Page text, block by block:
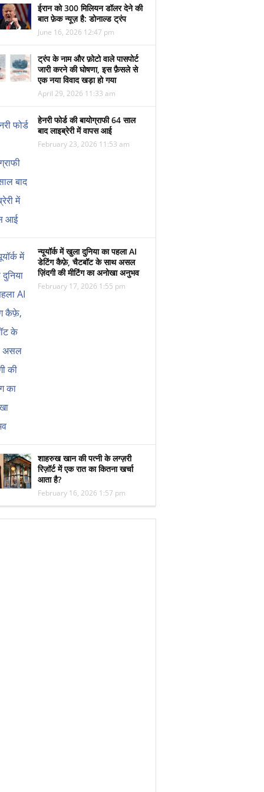
ईरान को 300 मिलियन डॉलर देने की
बात फ़ेक न्यूज़ है: डोनाल्ड ट्रंप
June 16, 2026 12:47 pm
ट्रंप के नाम और फ़ोटो वाले पासपोर्ट
जारी करने की घोषणा, इस फ़ैसले से
एक नया विवाद खड़ा हो गया
April 29, 2026 11:33 am
हेनरी फोर्ड की बायोग्राफी 64 साल
बाद लाइब्रेरी में वापस आई
February 23, 2026 11:53 am
न्यूयॉर्क में खुला दुनिया का पहला AI
डेटिंग कैफ़े, चैटबॉट के साथ असल
ज़िंदगी की मीटिंग का अनोखा अनुभव
February 17, 2026 1:55 pm
शाहरुख खान की पत्नी के लग्ज़री
रिज़ॉर्ट में एक रात का कितना खर्चा
आता है?
February 16, 2026 1:57 pm